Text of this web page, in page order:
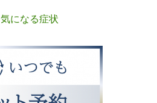
気になる症状